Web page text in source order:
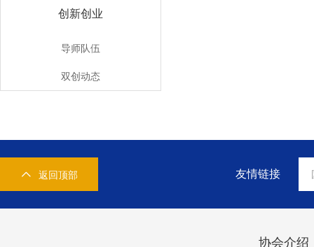
创新创业
导师队伍
双创动态
返回顶部 友情链接
协会介绍